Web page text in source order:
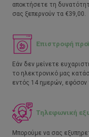
αποκτήσετε τη
σας ξεπερνούν τα €39,00.
Επιστροφή
Εάν δεν μείνετε
το ηλεκτρονικό μας
εντός 14 ημερών, εφόσον
Τηλεφωνική
Μπορούμε να σας